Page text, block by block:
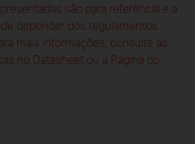
são para referência e a
depender dos regulamentos
mais informações, consulte as
no Datasheet ou a Página do